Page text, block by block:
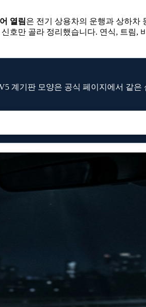
열림은 전기 상용차의 운행과 상하차
호만 골라 정리했습니다. 연식, 트림,
계기판 모양은 공식 페이지에서 같은